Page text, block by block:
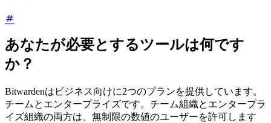
あなたが必要とするツールは何です
か？
Bitwardenはビジネス向けに2つのプランを提供しています。
チームとエンタープライズです。チーム組織とエンタープラ
イズ組織の両方は、無制限の数値のユーザーを許可します